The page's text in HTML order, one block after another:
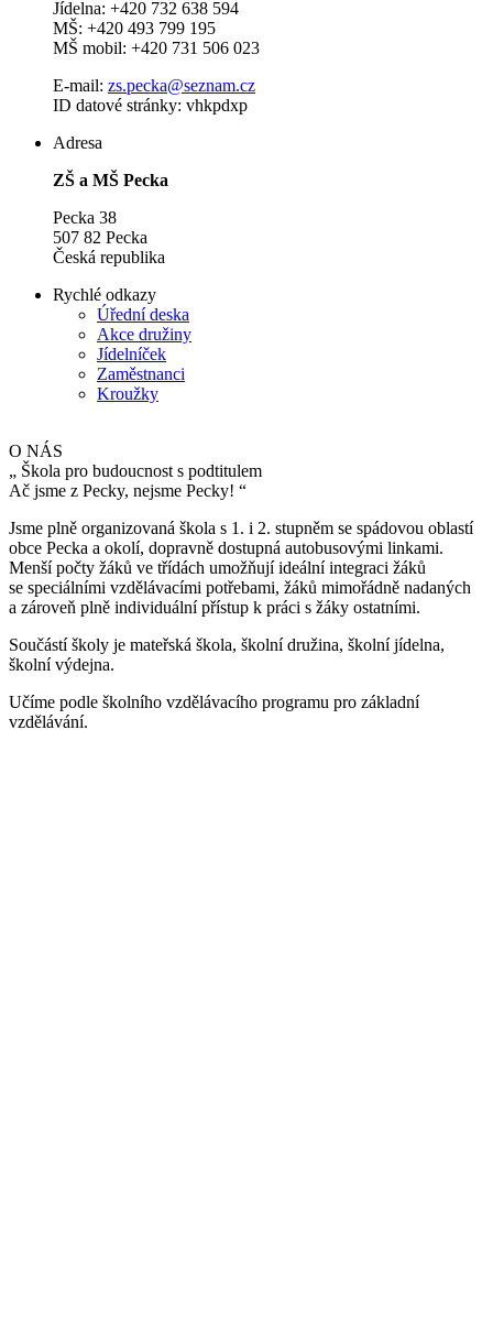
Jídelna: +420 732 638 594
MŠ: +420 493 799 195
MŠ mobil: +420 731 506 023
E-mail: zs.pecka@seznam.cz
ID datové stránky: vhkpdxp
Adresa
ZŠ a MŠ Pecka
Pecka 38
507 82 Pecka
Česká republika
Rychlé odkazy
Úřední deska
Akce družiny
Jídelníček
Zaměstnanci
Kroužky
O NÁS
„ Škola pro budoucnost s podtitulem
Ač jsme z Pecky, nejsme Pecky! “
Jsme plně organizovaná škola s 1. i 2. stupněm se spádovou oblastí
obce Pecka a okolí, dopravně dostupná autobusovými linkami.
Menší počty žáků ve třídách umožňují ideální integraci žáků
se speciálními vzdělávacími potřebami, žáků mimořádně nadaných
a zároveň plně individuální přístup k práci s žáky ostatními.
Součástí školy je mateřská škola, školní družina, školní jídelna,
školní výdejna.
Učíme podle školního vzdělávacího programu pro základní
vzdělávání.